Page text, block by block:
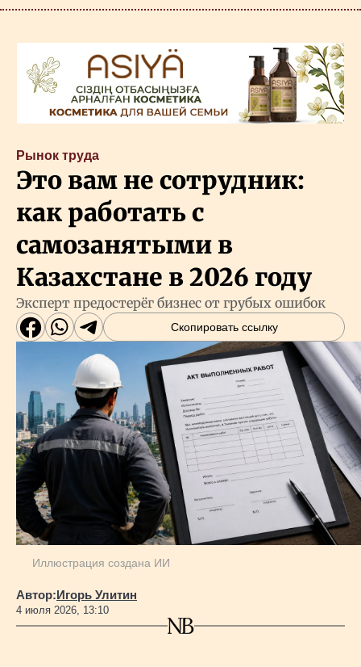
Рынок труда
Это вам не сотрудник:
как работать с
самозанятыми в
Казахстане в 2026 году
Эксперт предостерёг бизнес от грубых ошибок
Скопировать ссылку
Иллюстрация создана ИИ
Автор:Игорь Улитин
4 июля 2026, 13:10